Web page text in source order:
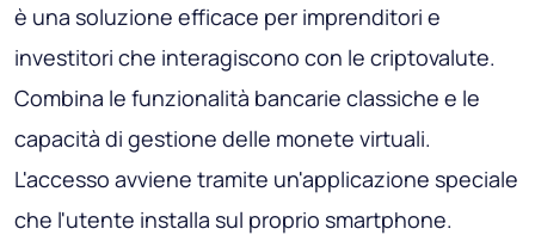
è una soluzione efficace per imprenditori e
investitori che interagiscono con le criptovalute.
Combina le funzionalità bancarie classiche e le
capacità di gestione delle monete virtuali.
L'accesso avviene tramite un'applicazione speciale
che l'utente installa sul proprio smartphone.